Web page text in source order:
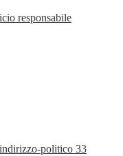
responsabile
politico 33